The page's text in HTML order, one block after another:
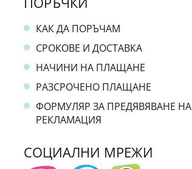
КАК ДА ПОРЪЧАМ
СРОКОВЕ И ДОСТАВКА
НАЧИНИ НА ПЛАЩАНЕ
РАЗСРОЧЕНО ПЛАЩАНЕ
ФОРМУЛЯР ЗА ПРЕДЯВЯВАНЕ НА
РЕКЛАМАЦИЯ
СОЦИАЛНИ МРЕЖИ